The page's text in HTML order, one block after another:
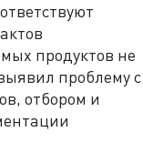
продуктов не
проблему с
отбором и